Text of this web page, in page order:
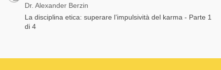
Dr. Alexander Berzin
La disciplina etica: superare l’impulsività del karma - Parte 1
di 4